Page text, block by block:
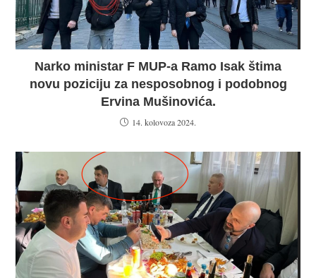
Narko ministar F MUP-a Ramo Isak štima
novu poziciju za nesposobnog i podobnog
Ervina Mušinovića.
14. kolovoza 2024.